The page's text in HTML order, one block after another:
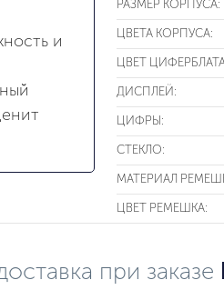
и
РАЗМЕР КОРПУСА:
ЦВЕТА КОРПУСА:
ЦВЕТ
ДИСПЛЕЙ:
ЦИФРЫ:
СТЕКЛО:
МАТЕРИАЛ
ЦВЕТ РЕМЕШКА:
при заказе